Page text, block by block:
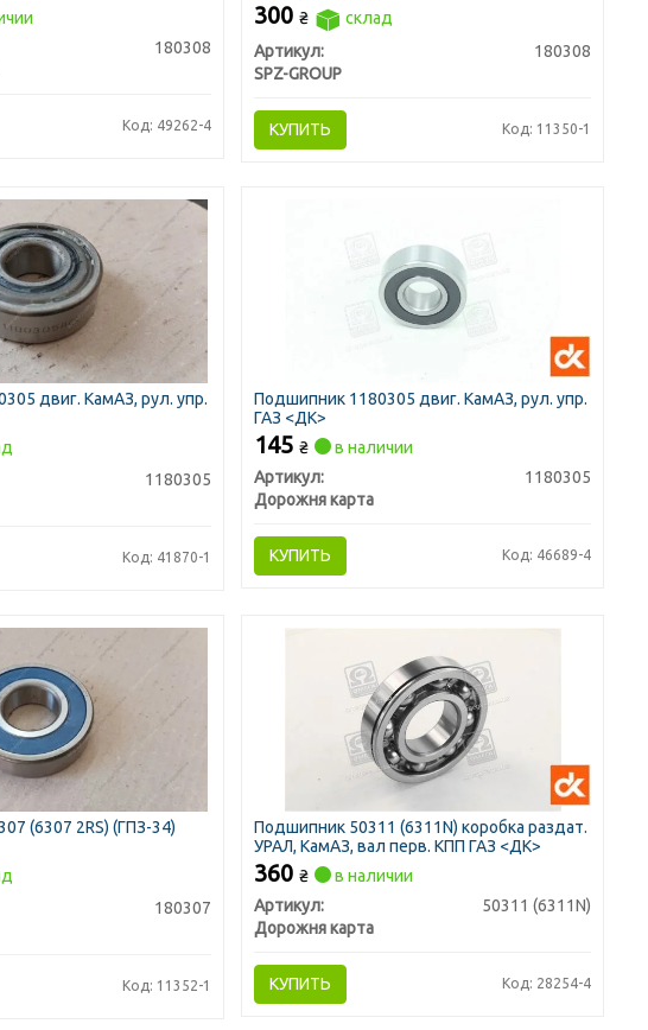
180308
Код: 49262-4
300₴
склад
Артикул:
180308
SPZ-GROUP
КУПИТЬ Код: 11350-1
двиг. КамАЗ, рул. упр.
1180305
Код: 41870-1
Подшипник 1180305 двиг. КамАЗ, рул. упр.
ГАЗ <ДК>
145₴
в наличии
Артикул:
1180305
Дорожня карта
КУПИТЬ Код: 46689-4
(6307 2RS) (ГПЗ-34)
180307
Код: 11352-1
Подшипник 50311 (6311N) коробка раздат.
УРАЛ, КамАЗ, вал перв. КПП ГАЗ <ДК>
360₴
в наличии
Артикул:
50311 (6311N)
Дорожня карта
КУПИТЬ Код: 28254-4